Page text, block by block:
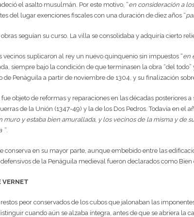
el asalto musulmán. Por este motivo, “en consideración a
del lugar exenciones fiscales con una duración de diez años “
obras seguían su curso. La villa se consolidaba y adquiría cierto
vecinos suplicaron al rey un nuevo quinquenio sin impuestos “en
siempre bajo la condición de que terminasen la obra “del todo”
de Penàguila a partir de noviembre de 1304, y su finalización
objeto de reformas y reparaciones en las décadas posteriores
de la Unión (1347-49) y la de los Dos Pedros. Todavía en
muro y estaba bien amurallada, y los vecinos de la misma y
”.
conserva en su mayor parte, aunque embebido entre las
de la Penáguila medieval fueron declarados como Bien
VERNET
peor conservados de los cubos que jalonaban las
cuando aún se alzaba íntegra, antes de que se abriera la